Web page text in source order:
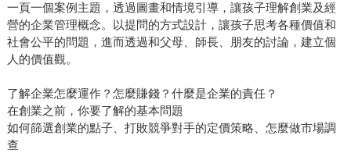
一頁一個案例主題，透過圖畫和情境引導，讓孩子理解創業及經
營的企業管理概念。以提問的方式設計，讓孩子思考各種價值和
社會公平的問題，進而透過和父母、師長、朋友的討論，建立個
人的價值觀。
了解企業怎麼運作？怎麼賺錢？什麼是企業的責任？
在創業之前，你要了解的基本問題
如何篩選創業的點子、打敗競爭對手的定價策略、怎麼做市場調
查